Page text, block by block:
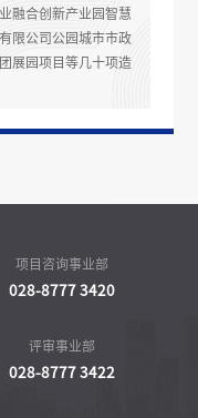
融合创新产业园智慧
限公司公园城市市政
展园项目等几十项造
项目咨询事业部
028-8777 3420
评审事业部
028-8777 3422